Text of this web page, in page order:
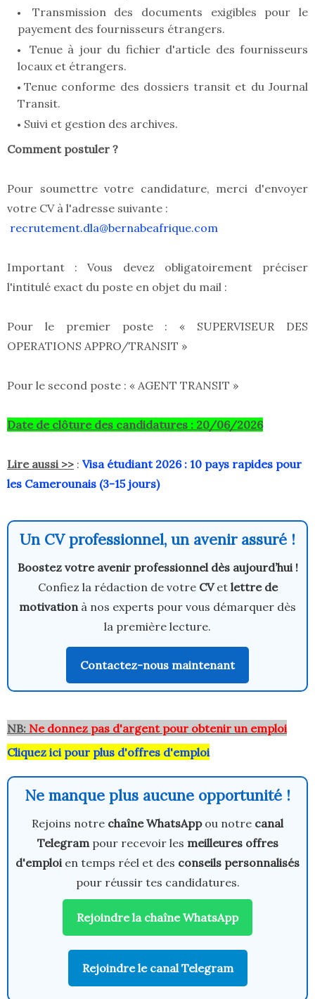
Transmission des documents exigibles pour le
payement des fournisseurs étrangers.
Tenue à jour du fichier d'article des fournisseurs
locaux et étrangers.
Tenue conforme des dossiers transit et du Journal
Transit.
Suivi et gestion des archives.
Comment postuler ?
Pour soumettre votre candidature, merci d'envoyer
votre CV à l'adresse suivante :
recrutement.dla@bernabeafrique.com
Important : Vous devez obligatoirement préciser
l'intitulé exact du poste en objet du mail :
Pour le premier poste : « SUPERVISEUR DES
OPERATIONS APPRO/TRANSIT »
Pour le second poste : « AGENT TRANSIT »
Date de clôture des candidatures : 20/06/2026
Lire aussi >> : Visa étudiant 2026 : 10 pays rapides pour
les Camerounais (3-15 jours)
Un CV professionnel, un avenir assuré !
Boostez votre avenir professionnel dès aujourd’hui !
Confiez la rédaction de votre CVet lettre de
motivationà nos experts pour vous démarquer dès
la première lecture.
Contactez-nous maintenant
NB: Ne donnez pas d'argent pour obtenir un emploi
Cliquez ici pour plus d'offres d'emploi
Ne manque plus aucune opportunité !
Rejoins notre chaîne WhatsAppou notre canal
Telegrampour recevoir les meilleures offres
d'emploien temps réel et des conseils personnalisés
pour réussir tes candidatures.
Rejoindre la chaîne WhatsApp
Rejoindre le canal Telegram